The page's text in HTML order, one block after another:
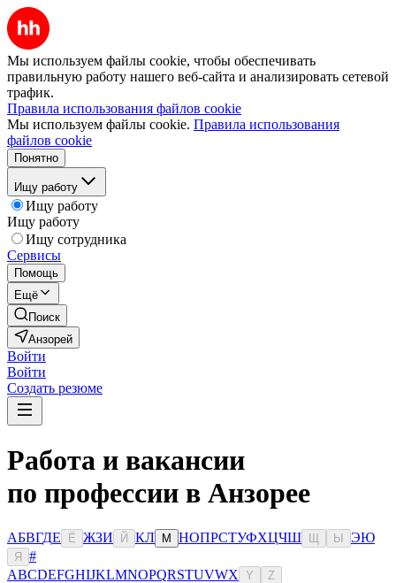
Мы используем файлы cookie, чтобы обеспечивать
правильную работу нашего веб-сайта и анализировать сетевой
трафик.
Правила использования файлов cookie
Мы используем файлы cookie. Правила использования
файлов cookie
Понятно
Ищу работу
Ищу работу
Ищу работу
Ищу сотрудника
Сервисы
Помощь
Ещё
Поиск
Анзорей
Войти
Войти
Создать резюме
Работа и вакансии
по профессии в Анзорее
АБВГДЕ Ё ЖЗИ Й КЛ М НОПРСТУФХЦЧШ Ы ЭЮ
Я
#
ABCDEFGHIJKLMNOPQRSTUVWX Y Z